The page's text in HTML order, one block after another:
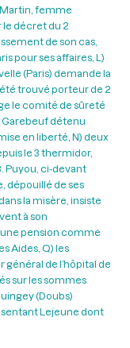
Martin, femme
le décret du 2
de son cas,
pour ses affaires, L)
(Paris) demande la
trouvé porteur de 2
le comité de sûreté
Garebeuf détenu
en liberté, N) deux
le 3 thermidor,
Puyou, ci-devant
dépouillé de ses
la misère, insiste
à son
pension comme
Aides, Q) les
de l’hôpital de
sur les sommes
(Doubs)
Lejeune dont